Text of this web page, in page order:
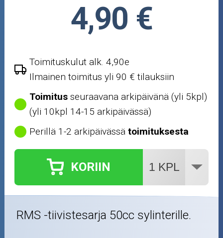
Yamaha/MBK
Viritys
Crossipyörän osat
Moottoripyörän osat
Mopoauton osat
Mönkijän osat
Puutarha ja metsä
4,90 €
Toimituskulut alk. 4,90e
Ilmainen toimitus yli 90 € tilauksiin
Toimitus seuraavana arkipäivänä (yli 5kpl)
(yli 10kpl 14-15 arkipäivässä)
Perillä 1-2 arkipäivässätoimituksesta
KORIIN
RMS -tiivistesarja 50cc sylinterille.